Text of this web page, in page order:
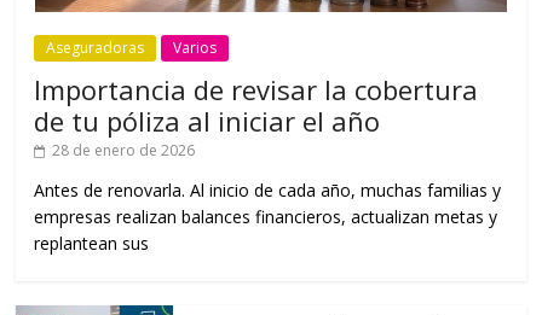
Aseguradoras Varios
Importancia de revisar la cobertura
de tu póliza al iniciar el año
28 de enero de 2026
Antes de renovarla. Al inicio de cada año, muchas familias y
empresas realizan balances financieros, actualizan metas y
replantean sus